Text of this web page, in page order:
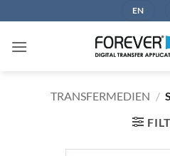
Inhalt
springen
EN
TRANSFERMEDIEN /